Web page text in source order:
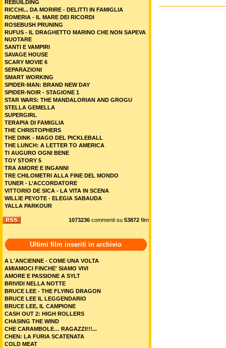
REBUILDING
RICCHI... DA MORIRE - DELITTI IN FAMIGLIA
ROMERIA - IL MARE DEI RICORDI
ROSEBUSH PRUNING
RUFUS - IL DRAGHETTO MARINO CHE NON SAPEVA
NUOTARE
SANTI E VAMPIRI
SAVAGE HOUSE
SCARY MOVIE 6
SEPARAZIONI
SMART WORKING
SPIDER-MAN: BRAND NEW DAY
SPIDER-NOIR - STAGIONE 1
STAR WARS: THE MANDALORIAN AND GROGU
STELLA GEMELLA
SUPERGIRL
TERAPIA DI FAMIGLIA
THE CHRISTOPHERS
THE DINK - MAGO DEL PICKLEBALL
THE LUNCH: A LETTER TO AMERICA
TI AUGURO OGNI BENE
TOY STORY 5
TRA AMORE E INGANNI
TRE CHILOMETRI ALLA FINE DEL MONDO
TUNER - L’ACCORDATORE
VITTORIO DE SICA - LA VITA IN SCENA
WILLIE PEYOTE - ELEGIA SABAUDA
YALLA PARKOUR
1073236 commenti su 53872 film
Ultimi film inseriti in archivio
A L'ANCIENNE - COME UNA VOLTA
AMIAMOCI FINCHE' SIAMO VIVI
AMORE E PASSIONE A SYLT
BRIVIDI NELLA NOTTE
BRUCE LEE - THE FLYING DRAGON
BRUCE LEE IL LEGGENDARIO
BRUCE LEE, IL CAMPIONE
CASH OUT 2: HIGH ROLLERS
CHASING THE WIND
CHE CARAMBOLE… RAGAZZI!!!...
CHEN: LA FURIA SCATENATA
COLD MEAT